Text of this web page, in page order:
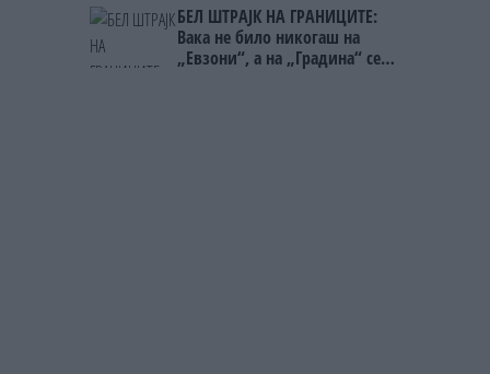
БЕЛ ШТРАЈК НА ГРАНИЦИТЕ:
Вака не било никогаш на
„Евзони“, а на „Градина“ се